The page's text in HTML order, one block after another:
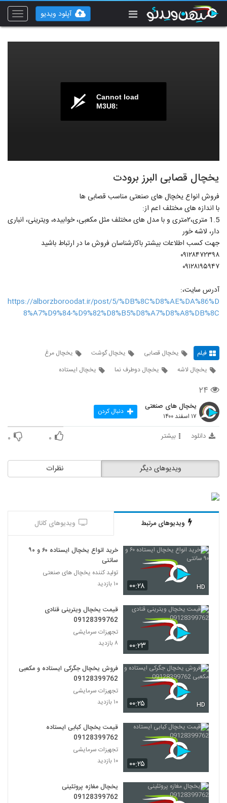
Toggle
آپلود ویدیو
Cannot load
M3U8:
یخچال قصابی البرز برودت
فروش انواع یخچال های صنعتی مناسب قصابی ها
با اندازه های مختلف اعم از:
1.5 متری،۲متری و با مدل های مختلف مثل مکعبی، خوابیده، ویترینی، انباری
دار، لاشه خور
جهت کسب اطلاعات بیشتر باکارشناسان فروش ما در ارتباط باشید
۰۹۱۲۸۴۷۲۳۹۸
۰۹۱۲۸۱۹۵۹۴۷
آدرس سایت،:
https://alborzboroodat.ir/post/5/%DB%8C%D8%AE%DA%86%D
8%A7%D9%84-%D9%82%D8%B5%D8%A7%D8%A8%DB%8C
فیلم یخچال قصابی یخچال گوشت
یخچال مرغ
یخچال لاشه
یخچال دوطرف نما یخچال ایستاده
۲۴
یخچال های صنعتی
۱۷ اسفند ۱۴۰۰ دنبال کردن
دانلود بیشتر ۰ ۰
نظرات ویدیوهای دیگر
ویدیوهای مرتبط ویدیوهای کانال
۰۰:۲۸ HD
خرید انواع یخچال ایستاده ۶۰ و ۹۰
سانتی
تولید کننده یخچال های صنعتی
۱۰ بازدید
۰۰:۲۳
قیمت یخچال ویترینی قنادی
09128399762
تجهیزات سرمایشی
۸ بازدید
۰۰:۲۵ HD
فروش یخچال جگرکی ایستاده و مکعبی
09128399762
تجهیزات سرمایشی
۱۰ بازدید
۰۰:۲۵
قیمت یخچال کبابی ایستاده
09128399762
تجهیزات سرمایشی
۱۰ بازدید
یخچال مغازه پروتئینی
09128399762